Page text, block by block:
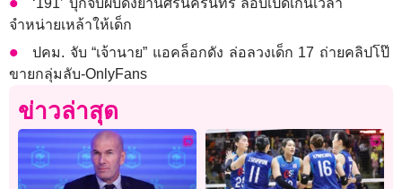
‘191’ บุกจับผับดังย่านศรีนครินทร์ ลอบเปิดเกินเวลา
จำหน่ายเหล้าให้เด็ก
ปคม. จับ “เจ้านาย” แอคล็อกดัง ล่อลวงเด็ก 17 ถ่ายคลิปโป๊
ขายกลุ่มลับ-OnlyFans
ข่าวล่าสุด